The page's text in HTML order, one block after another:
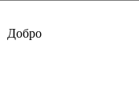
Добро